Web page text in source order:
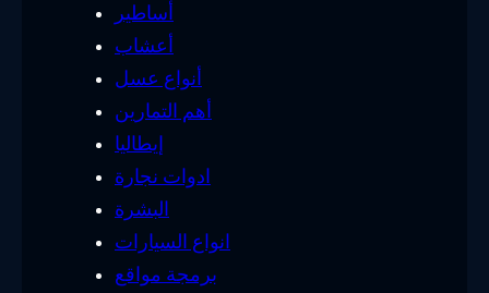
أساطير
أعشاب
أنواع عسل
أهم التمارين
إيطاليا
ادوات نجارة
البشرة
انواع السيارات
برمجة مواقع